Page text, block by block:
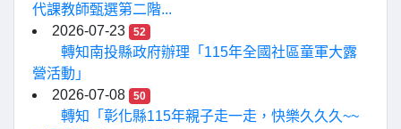
代課教師甄選第二階...
2026-07-23
52
轉知南投縣政府辦理「115年全國社區童軍大露
營活動」
2026-07-08
50
轉知「彰化縣115年親子走一走，快樂久久久~~